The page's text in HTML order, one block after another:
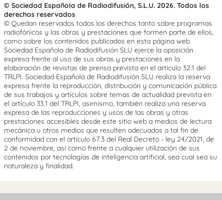
© Sociedad Española de Radiodifusión, S.L.U. 2026. Todos los
derechos reservados
© Quedan reservados todos los derechos tanto sobre programas
radiofónicos y las obras y prestaciones que formen parte de ellos,
como sobre los contenidos publicados en esta página web.
Sociedad Española de Radiodifusión SLU ejerce la oposición
expresa frente al uso de sus obras y prestaciones en la
elaboración de revistas de prensa prevista en el artículo 32.1 del
TRLPI. Sociedad Española de Radiodifusión SLU realiza la reserva
expresa frente la reproducción, distribución y comunicación pública
de sus trabajos y artículos sobre temas de actualidad prevista en
el artículo 33.1 del TRLPI, asimismo, también realiza una reserva
expresa de las reproducciones y usos de las obras y otras
prestaciones accesibles desde este sitio web a medios de lectura
mecánica u otros medios que resulten adecuados a tal fin de
conformidad con el artículo 67.3 del Real Decreto - ley 24/2021, de
2 de noviembre, así como frente a cualquier utilización de sus
contenidos por tecnologías de inteligencia artificial, sea cual sea su
naturaleza y finalidad.